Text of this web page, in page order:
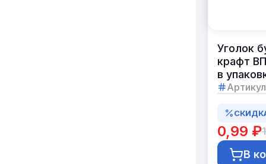
Уголок
крафт
в
0,99 ₽
В